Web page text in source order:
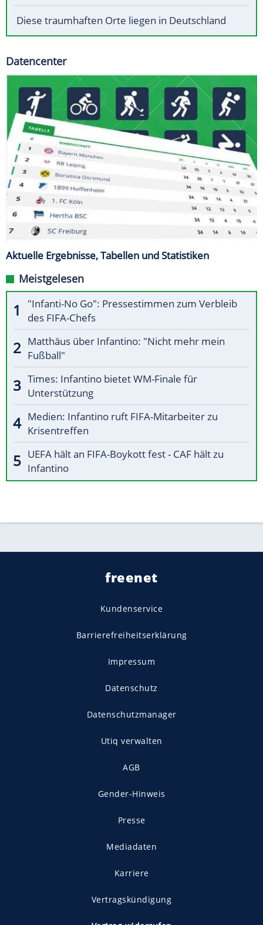
Diese traumhaften Orte liegen in Deutschland
Datencenter
Aktuelle Ergebnisse, Tabellen und Statistiken
Meistgelesen
"Infanti-No Go": Pressestimmen zum Verbleib
des FIFA-Chefs
Matthäus über Infantino: "Nicht mehr mein
Fußball"
Times: Infantino bietet WM-Finale für
Unterstützung
Medien: Infantino ruft FIFA-Mitarbeiter zu
Krisentreffen
UEFA hält an FIFA-Boykott fest - CAF hält zu
Infantino
freenet
Kundenservice
Barrierefreiheitserklärung
Impressum
Datenschutz
Datenschutzmanager
Utiq verwalten
AGB
Gender-Hinweis
Presse
Mediadaten
Karriere
Vertragskündigung